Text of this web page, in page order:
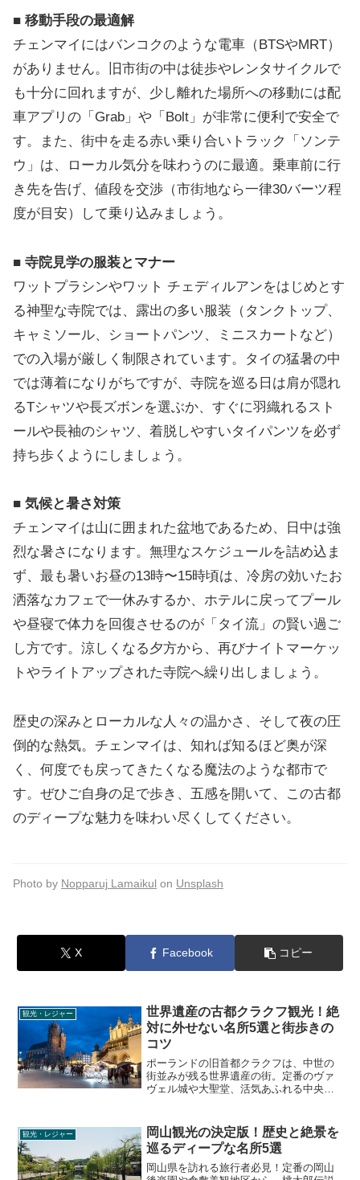
■ 移動手段の最適解
チェンマイにはバンコクのような電車（BTSやMRT）
がありません。旧市街の中は徒歩やレンタサイクルで
も十分に回れますが、少し離れた場所への移動には配
車アプリの「Grab」や「Bolt」が非常に便利で安全で
す。また、街中を走る赤い乗り合いトラック「ソンテ
ウ」は、ローカル気分を味わうのに最適。乗車前に行
き先を告げ、値段を交渉（市街地なら一律30バーツ程
度が目安）して乗り込みましょう。
■ 寺院見学の服装とマナー
ワットプラシンやワット チェディルアンをはじめとす
る神聖な寺院では、露出の多い服装（タンクトップ、
キャミソール、ショートパンツ、ミニスカートなど）
での入場が厳しく制限されています。タイの猛暑の中
では薄着になりがちですが、寺院を巡る日は肩が隠れ
るTシャツや長ズボンを選ぶか、すぐに羽織れるスト
ールや長袖のシャツ、着脱しやすいタイパンツを必ず
持ち歩くようにしましょう。
■ 気候と暑さ対策
チェンマイは山に囲まれた盆地であるため、日中は強
烈な暑さになります。無理なスケジュールを詰め込ま
ず、最も暑いお昼の13時〜15時頃は、冷房の効いたお
洒落なカフェで一休みするか、ホテルに戻ってプール
や昼寝で体力を回復させるのが「タイ流」の賢い過ご
し方です。涼しくなる夕方から、再びナイトマーケッ
トやライトアップされた寺院へ繰り出しましょう。
歴史の深みとローカルな人々の温かさ、そして夜の圧
倒的な熱気。チェンマイは、知れば知るほど奥が深
く、何度でも戻ってきたくなる魔法のような都市で
す。ぜひご自身の足で歩き、五感を開いて、この古都
のディープな魅力を味わい尽くしてください。
Photo by Nopparuj Lamaikul on Unsplash
X Facebook コピー
観光・レジャー
世界遺産の古都クラクフ観光！絶
対に外せない名所5選と街歩きの
コツ
ポーランドの旧首都クラクフは、中世の
街並みが残る世界遺産の街。定番のヴァ
ヴェル城や大聖堂、活気あふれる中央市
館」まで、旅行者がリアルに知りたい見
どころや回り方を徹底解説します。
観光・レジャー
岡山観光の決定版！歴史と絶景を
巡るディープな名所5選
岡山県を訪れる旅行者必見！定番の岡山